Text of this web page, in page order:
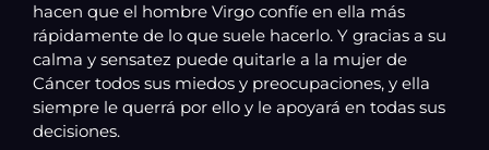
hacen que el hombre Virgo confíe en ella más
rápidamente de lo que suele hacerlo. Y gracias a su
calma y sensatez puede quitarle a la mujer de
Cáncer todos sus miedos y preocupaciones, y ella
siempre le querrá por ello y le apoyará en todas sus
decisiones.